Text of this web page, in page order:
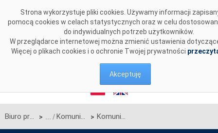
Strona wykorzystuje pliki cookies. Używamy informacji
pomocą cookies w celach statystycznych oraz w celu
do indywidualnych potrzeb użytkowników.
W przeglądarce internetowej można zmienić ustawienia
Więcej o plikach cookies i o ochronie Twojej prywatności
Akceptuję
Biuro prasowe > Komunikaty OSP > Komunikat OSP w sprawie rozpoczęcia procesu jednostronnego przetargu miesięcznego na styczeń 2025 r. na zdolności przesyłowe linii Zamość-Dobrotwór będącej połączeniem międzysystemowym PSE S.A. i NEK UKRENERGO